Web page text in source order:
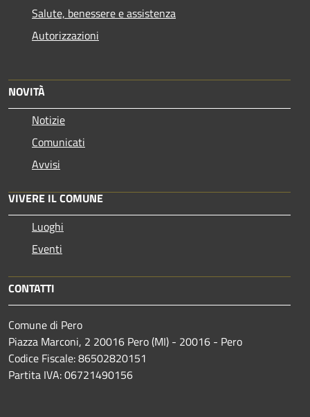
Salute, benessere e assistenza
Autorizzazioni
NOVITÀ
Notizie
Comunicati
Avvisi
VIVERE IL COMUNE
Luoghi
Eventi
CONTATTI
Comune di Pero
Piazza Marconi, 2 20016 Pero (MI) - 20016 - Pero
Codice Fiscale: 86502820151
Partita IVA: 06721490156